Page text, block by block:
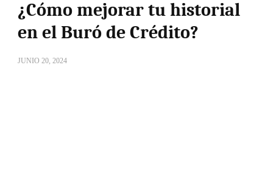
¿Cómo mejorar tu historial
en el Buró de Crédito?
JUNIO 20, 2024